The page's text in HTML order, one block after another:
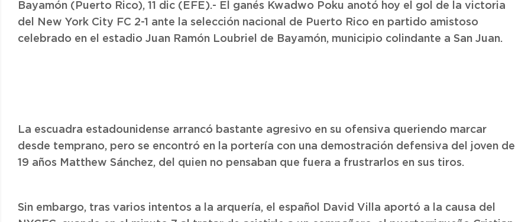
Bayamón (Puerto Rico), 11 dic (EFE).- El ganés Kwadwo Poku anotó hoy el gol de la victoria
del New York City FC 2-1 ante la selección nacional de Puerto Rico en partido amistoso
celebrado en el estadio Juan Ramón Loubriel de Bayamón, municipio colindante a San Juan.
La escuadra estadounidense arrancó bastante agresivo en su ofensiva queriendo marcar
desde temprano, pero se encontró en la portería con una demostración defensiva del joven de
19 años Matthew Sánchez, del quien no pensaban que fuera a frustrarlos en sus tiros.
Sin embargo, tras varios intentos a la arquería, el español David Villa aportó a la causa del